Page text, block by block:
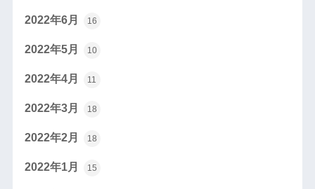
2022年6月 16
2022年5月 10
2022年4月 11
2022年3月 18
2022年2月 18
2022年1月 15